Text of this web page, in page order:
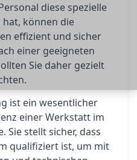
diese spezielle
hat, können die
effizient und sicher
einer geeigneten
Sie daher gezielt
ist ein wesentlicher
einer Werkstatt im
Sie stellt sicher, dass
qualifiziert ist, um mit